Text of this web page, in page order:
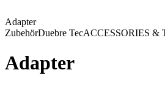
Adapter
ZubehörDuebre TecACCESSORIES &
Adapter